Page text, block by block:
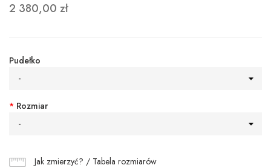
2 380,00 zł
Pudełko
-
* Rozmiar
-
Jak zmierzyć? / Tabela rozmiarów